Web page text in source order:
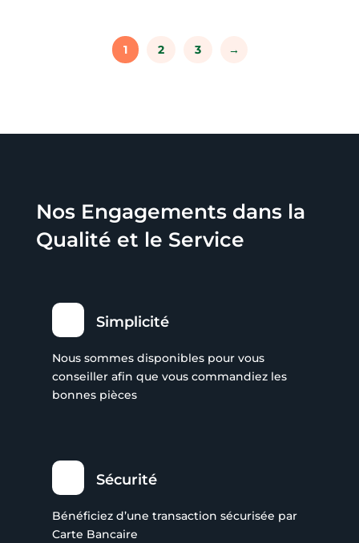
1 2 3 →
Nos Engagements dans la
Qualité et le Service
Simplicité
Nous sommes disponibles pour vous
conseiller afin que vous commandiez les
bonnes pièces
Sécurité
Bénéficiez d’une transaction sécurisée par
Carte Bancaire